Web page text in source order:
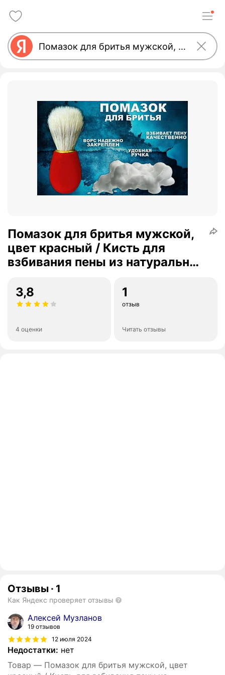
Помазок для бритья мужской,
цвет красный / Кисть для
взбивания пены из натуральной
3,8
4 оценки
1
отзыв
Читать отзывы
Отзывы · 1
Как Яндекс проверяет отзывы
Алексей Музланов
19 отзывов
12 июля 2024
Недостатки: нет
Товар — Помазок для бритья мужской, цвет